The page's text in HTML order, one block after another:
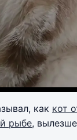
как кот
рыбе,